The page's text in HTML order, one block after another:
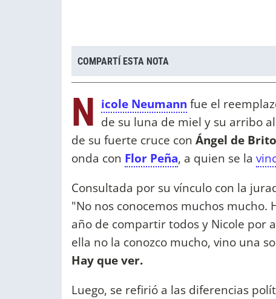
COMPARTÍ ESTA NOTA
N icole Neumann fue el
de su luna de miel y su arribo
de su fuerte cruce con Ángel de Brito
onda con Flor Peña, a quien se la
Consultada por su vínculo con la
"No nos conocemos muchos mucho.
año de compartir todos y Nicole por
ella no la conozco mucho, vino una
Hay que ver.
Luego, se refirió a las diferencias